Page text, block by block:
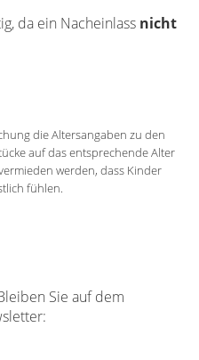
da ein Nacheinlass nicht
die Altersangaben zu den
auf das entsprechende Alter
werden, dass Kinder
fühlen.
Sie auf dem